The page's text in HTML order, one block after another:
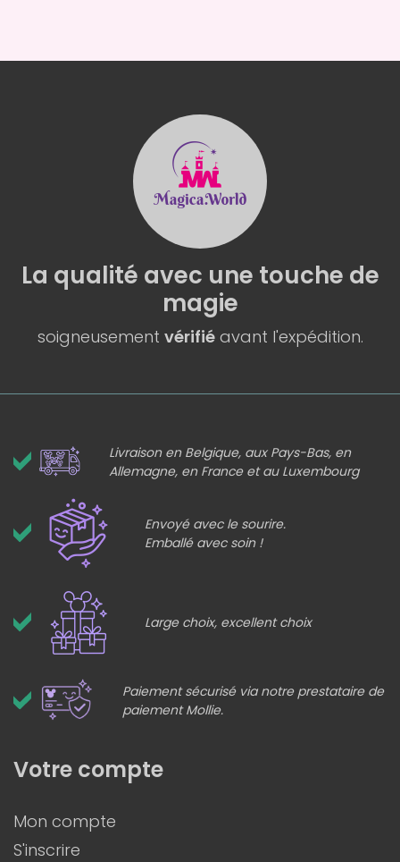
La qualité avec une touche de
magie
soigneusement vérifiéavant l'expédition.
Livraison en Belgique, aux Pays-Bas, en
Allemagne, en France et au Luxembourg
Envoyé avec le sourire.
Emballé avec soin !
Large choix, excellent choix
Paiement sécurisé via notre prestataire de
paiement Mollie.
Votre compte
Mon compte
S'inscrire